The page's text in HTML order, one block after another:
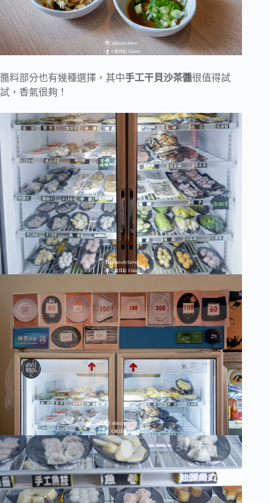
醬料部分也有幾種選擇，其中手工干貝沙茶醬很值得試
試，香氣很夠！